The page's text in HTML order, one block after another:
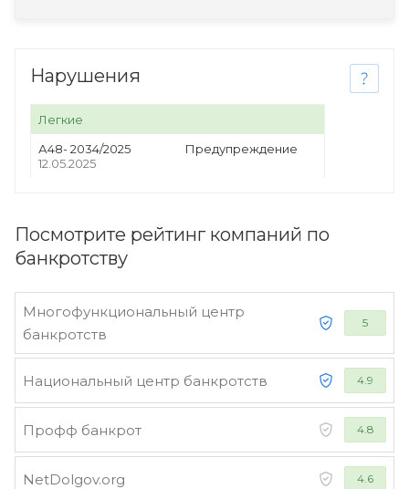
Нарушения
Легкие
А48- 2034/2025
12.05.2025
Предупреждение
Посмотрите рейтинг компаний по
банкротству
Многофункциональный центр
банкротств
5
Национальный центр банкротств 4.9
Профф банкрот 4.8
NetDolgov.org 4.6